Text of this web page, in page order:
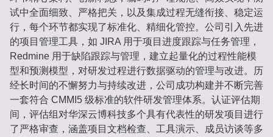
试中全面细致、严格把关，以及集成过程无缝衔接、稳定运
行，每个环节都实现了标准化、精细化管控。公司引入先进
的项目管理工具，如 JIRA 用于项目进度跟踪与任务管理，
Redmine 用于缺陷跟踪与管理，建立起量化的过程性能模
型和预测模型，对研发过程进行数据驱动的管理与改进。历
经长时间的不懈努力与持续改进，公司成功构建并不断完善
一套符合 CMMI5 级标准的软件研发管理体系。认证评估期
间，评估组对华深云博科技多个具有代表性的研发项目进行
了严格审查，涵盖项目文档检查、工具演示、成员访谈等多